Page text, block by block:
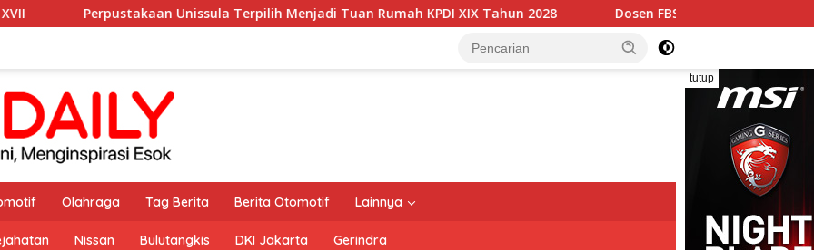
Unissula Terpilih Menjadi Tuan Rumah KPDI XIX Tahun 2028 Dosen FBSB Unissula Bekali Mahasiswa Kebidanan
tutup
Olahraga Tag Berita Berita Otomotif Lainnya
Nissan Bulutangkis DKI Jakarta Gerindra